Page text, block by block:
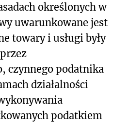
określonych w
uwarunkowane jest
towary i usługi były
czynnego podatnika
działalności
podatkiem